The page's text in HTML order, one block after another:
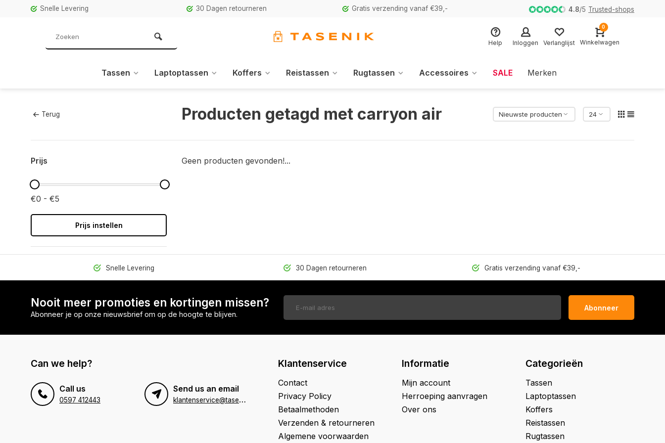
Snelle Levering 30 Dagen retourneren Gratis verzending vanaf €39,- 4.8/5 Trusted-shops
Help Inloggen Verlanglijst
0
Winkelwagen
Tassen Laptoptassen Koffers Reistassen Rugtassen Accessoires SALE Merken
Terug Producten getagd met carryon air
Prijs
€0 - €5
Prijs instellen
Geen producten gevonden!...
Snelle Levering 30 Dagen retourneren Gratis verzending vanaf €39,-
Nooit meer promoties en kortingen missen?
Abonneer je op onze nieuwsbrief om op de hoogte te blijven.
Abonneer
Can we help?
Call us
0597 412443
Send us an email
k
lantenservice@tasenik.nl
Klantenservice
Contact
Privacy Policy
Betaalmethoden
Verzenden & retourneren
Algemene voorwaarden
Informatie
Mijn account
Herroeping aanvragen
Over ons
Categorieën
Tassen
Laptoptassen
Koffers
Reistassen
Rugtassen